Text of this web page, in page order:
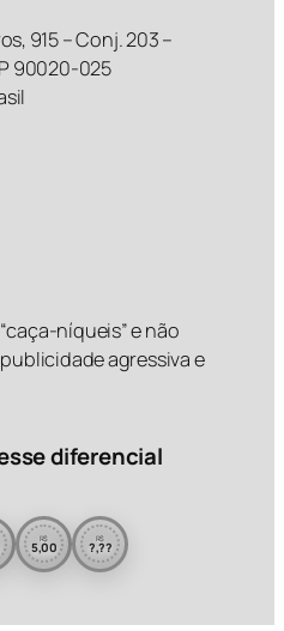
915 – Conj. 203 –
90020-025
níqueis” e não
agressiva e
diferencial
R$
5,00 R$
?,??